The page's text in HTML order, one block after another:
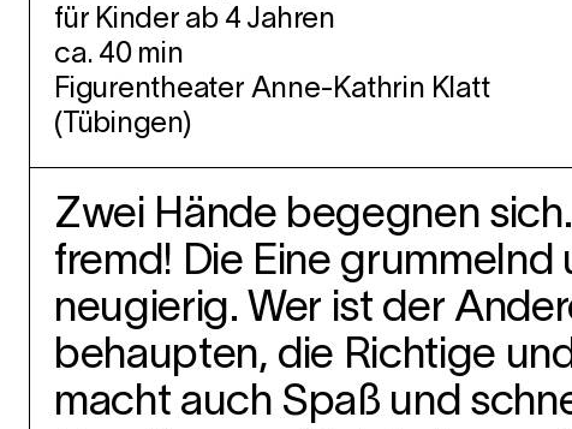
für Kinder ab 4 Jahren
ca. 40 min
Figurentheater Anne-Kathrin Klatt
( Tübingen)
Zwei Hände begegnen
fremd! Die Eine
neugierig. Wer ist der
behaupten, die Richtige
macht auch Spaß und